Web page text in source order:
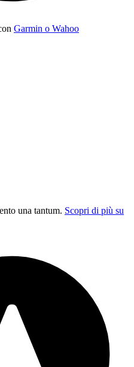
Garmin o Wahoo
una tantum. Scopri di più su